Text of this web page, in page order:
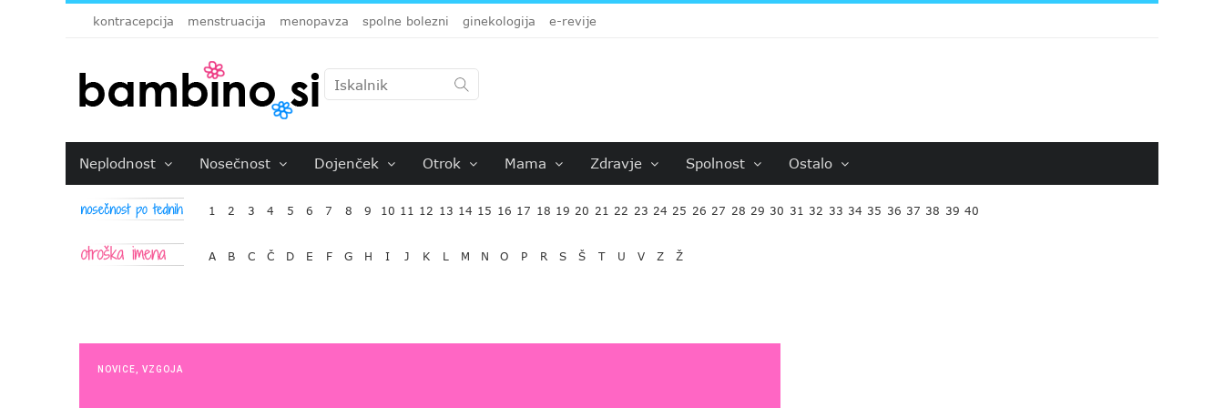
kontracepcija menstruacija menopavza spolne bolezni ginekologija e-revije
Neplodnost Nosečnost Dojenček Otrok Mama Zdravje Spolnost Ostalo
1 2 3 4 5 6 7 8 9 10 11 12 13 14 15 16 17 18 19 20 21 22 23 24 25 26 27 28 29 30 31 32 33 34 35 36 37 38 39 40
A B C Č D E F G H I J K L M N O P R S Š T U V Z Ž
NOVICE VZGOJA